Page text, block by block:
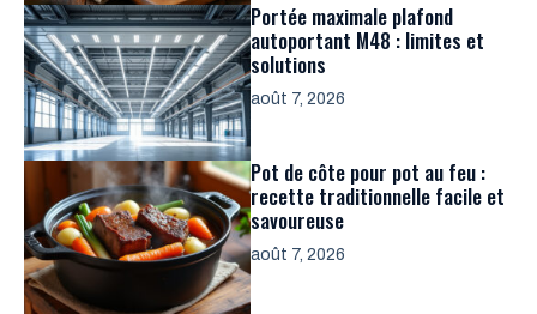
Portée maximale plafond
autoportant M48 : limites et
solutions
août 7, 2026
Pot de côte pour pot au feu :
recette traditionnelle facile et
savoureuse
août 7, 2026